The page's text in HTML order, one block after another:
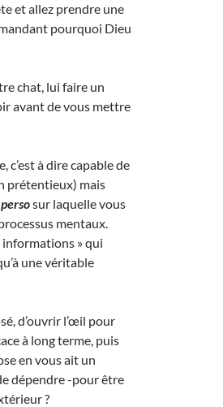
et allez prendre une
pourquoi Dieu
chat, lui faire un
avant de vous mettre
c’est à dire capable de
prétentieux) mais
sur laquelle vous
mentaux.
informations » qui
une véritable
d’ouvrir l’œil pour
à long terme, puis
en vous ait un
dépendre -pour être
?